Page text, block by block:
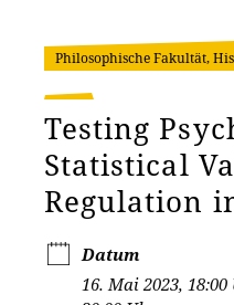
Philosophische Fakultät,
Testing
Statistical
Regulation
Datum
16. Mai 2023,